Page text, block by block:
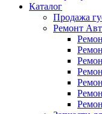
Каталог
Продажа
Ремонт